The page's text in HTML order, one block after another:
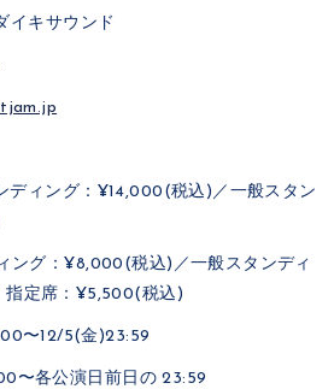
イキサウンド
ディング：¥14,000(税込)／一般スタン
ング：¥8,000(税込)／一般スタンディ
指定席：¥5,500(税込)
〜12/5(金)23:59
〜各公演日前日の 23:59